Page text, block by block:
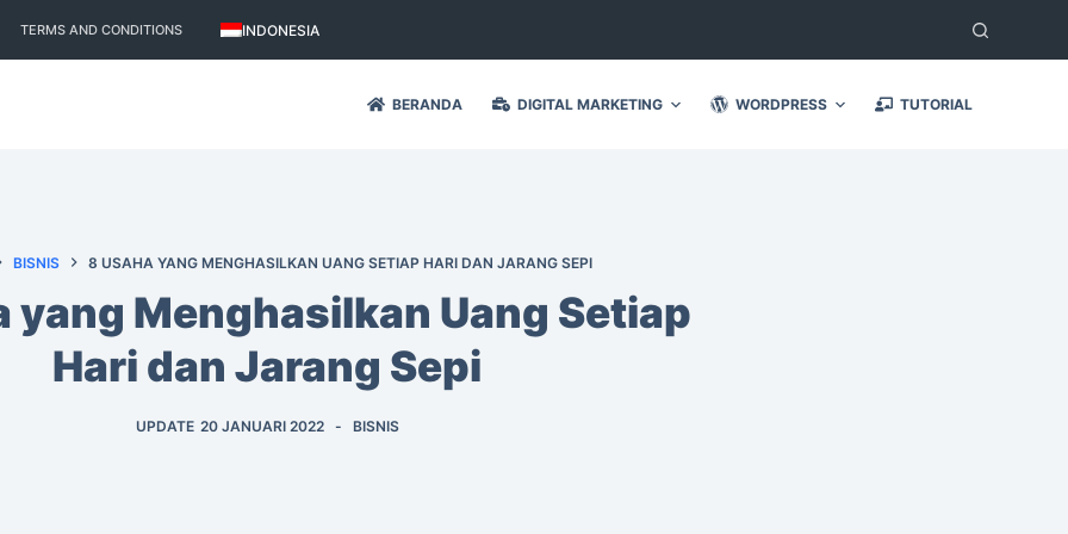
TERMS AND CONDITIONS INDONESIA
BERANDA DIGITAL MARKETING WORDPRESS TUTORIAL
BISNIS 8 USAHA YANG MENGHASILKAN UANG SETIAP HARI DAN JARANG SEPI
yang Menghasilkan Uang Setiap
Hari dan Jarang Sepi
UPDATE 20 JANUARI 2022 BISNIS